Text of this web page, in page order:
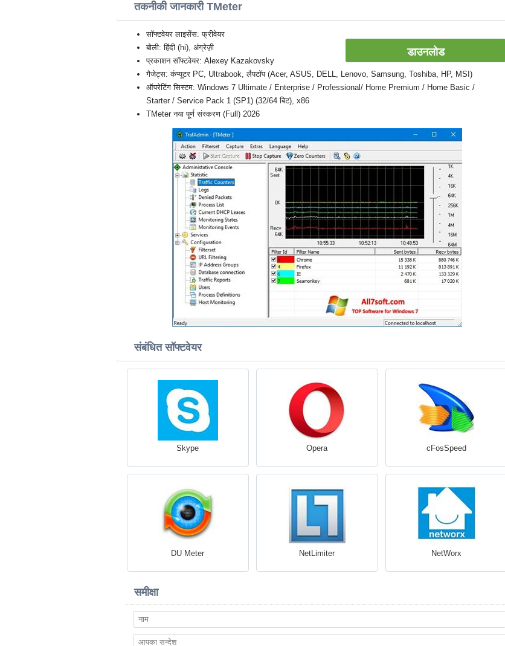
तकनीकी जानकारी TMeter
डाउनलोड
सॉफ्टवेयर लाइसेंस: फ्रीवेयर
बोली: हिंदी (hi), अंग्रेज़ी
प्रकाशन सॉफ्टवेयर: Alexey Kazakovsky
गैजेट्स: कंप्यूटर PC, Ultrabook, लैपटॉप (Acer, ASUS, DELL, Lenovo, Samsung, Toshiba, HP, MSI)
ऑपरेटिंग सिस्टम: Windows 7 Ultimate / Enterprise / Professional/ Home Premium / Home Basic /
Starter / Service Pack 1 (SP1) (32/64 बिट), x86
TMeter नया पूर्ण संस्करण (Full) 2026
संबंधित सॉफ्टवेयर
Skype Opera cFosSpeed
DU Meter NetLimiter NetWorx
समीक्षा